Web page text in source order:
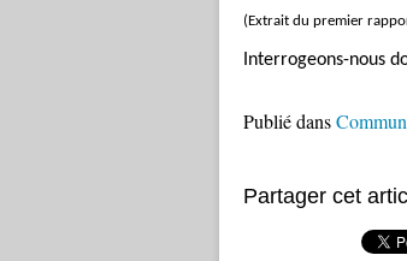
(Extrait du premier
Interrogeons-nous
Publié dans
Partager cet